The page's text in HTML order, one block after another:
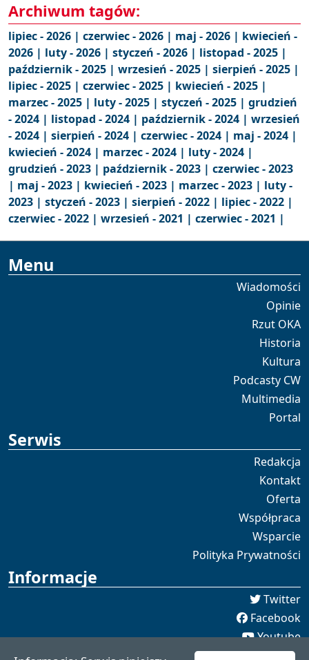
Archiwum tagów:
lipiec - 2026 | czerwiec - 2026 | maj - 2026 | kwiecień -
2026 | luty - 2026 | styczeń - 2026 | listopad - 2025 |
październik - 2025 | wrzesień - 2025 | sierpień - 2025 |
lipiec - 2025 | czerwiec - 2025 | kwiecień - 2025 |
marzec - 2025 | luty - 2025 | styczeń - 2025 | grudzień
- 2024 | listopad - 2024 | październik - 2024 | wrzesień
- 2024 | sierpień - 2024 | czerwiec - 2024 | maj - 2024 |
kwiecień - 2024 | marzec - 2024 | luty - 2024 |
grudzień - 2023 | październik - 2023 | czerwiec - 2023
| maj - 2023 | kwiecień - 2023 | marzec - 2023 | luty -
2023 | styczeń - 2023 | sierpień - 2022 | lipiec - 2022 |
czerwiec - 2022 | wrzesień - 2021 | czerwiec - 2021 |
Menu
Wiadomości
Opinie
Rzut OKA
Historia
Kultura
Podcasty CW
Multimedia
Portal
Serwis
Redakcja
Kontakt
Oferta
Współpraca
Wsparcie
Polityka Prywatności
Informacje
Twitter
Facebook
Youtube
Spotify